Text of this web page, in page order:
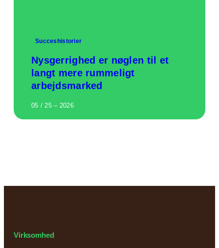
Succeshistorier
Nysgerrighed er nøglen til et
langt mere rummeligt
arbejdsmarked
05 / 25 – 2026
Virksomhed